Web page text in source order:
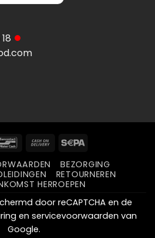
Bancontact
Cash
Delivery
Sepa
BEZORGING
RETOURNEREN
HERROEPEN
door reCAPTCHA en de
en servicevoorwaarden van
Google.